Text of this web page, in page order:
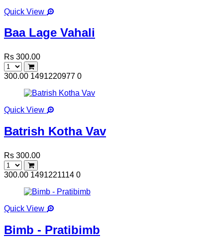
Quick View
Baa Lage Vahali
Rs 300.00
300.00 1491220977 0
Quick View
Batrish Kotha Vav
Rs 300.00
300.00 1491221114 0
Quick View
Bimb - Pratibimb